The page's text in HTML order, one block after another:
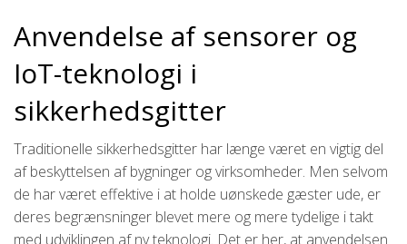
Anvendelse af sensorer og
IoT-teknologi i
sikkerhedsgitter
Traditionelle sikkerhedsgitter har længe været en vigtig del
af beskyttelsen af bygninger og virksomheder. Men selvom
de har været effektive i at holde uønskede gæster ude, er
deres begrænsninger blevet mere og mere tydelige i takt
med udviklingen af ny teknologi. Det er her, at anvendelsen